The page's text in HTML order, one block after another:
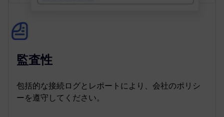
監査性
包括的な接続ログとレポートにより、会社のポリシ
ーを遵守してください。